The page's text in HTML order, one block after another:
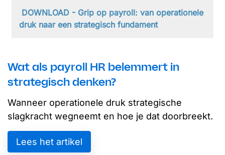
DOWNLOAD - Grip op payroll: van operationele
druk naar een strategisch fundament
Wat als payroll HR belemmert in
strategisch denken?
Wanneer operationele druk strategische
slagkracht wegneemt en hoe je dat doorbreekt.
Lees het artikel